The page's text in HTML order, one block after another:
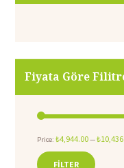
Fiyata Göre
FILTER
Price: ₺4,944.00—